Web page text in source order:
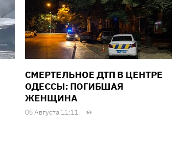
СМЕРТЕЛЬНОЕ ДТП В ЦЕНТРЕ
ОДЕССЫ: ПОГИБШАЯ
ЖЕНЩИНА
05 Августа 11:11